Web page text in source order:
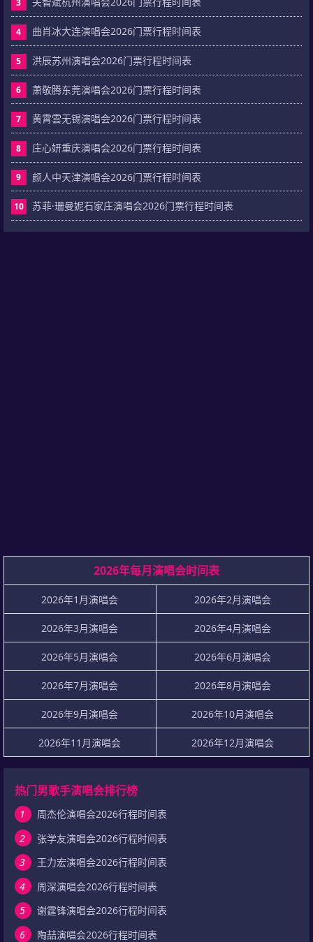
3
4 曲肖冰大连演唱会2026门票行程时间表
5 洪辰苏州演唱会2026门票行程时间表
6 萧敬腾东莞演唱会2026门票行程时间表
7 黄霄雲无锡演唱会2026门票行程时间表
8 庄心妍重庆演唱会2026门票行程时间表
9 颜人中天津演唱会2026门票行程时间表
10 苏菲·珊曼妮石家庄演唱会2026门票行程时间表
2026年每月演唱会时间表
2026年1月演唱会 2026年2月演唱会
2026年3月演唱会 2026年4月演唱会
2026年5月演唱会 2026年6月演唱会
2026年7月演唱会 2026年8月演唱会
2026年9月演唱会 2026年10月演唱会
2026年11月演唱会 2026年12月演唱会
热门男歌手演唱会排行榜
1
周杰伦演唱会2026行程时间表
2
张学友演唱会2026行程时间表
3
王力宏演唱会2026行程时间表
4
周深演唱会2026行程时间表
5
谢霆锋演唱会2026行程时间表
6
陶喆演唱会2026行程时间表